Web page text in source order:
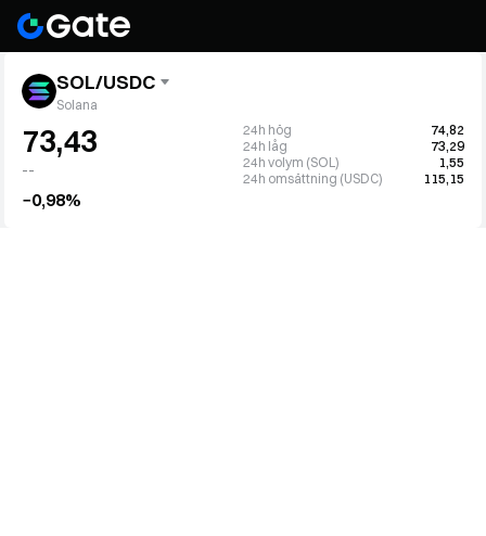
SOL/USDC
Solana
73,43
--
−0,98%
24h hög
74,82
24h låg
73,29
24h volym (SOL)
1,55
24h omsättning (USDC)
115,15